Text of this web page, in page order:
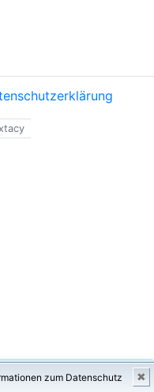
zum Datenschutz ✖
×